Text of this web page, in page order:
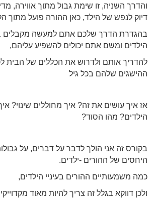
והדרך השניה, זו שימת גבול מתוך אווירה,
דיוק לנפש של הילד, כאן ההורה פועל מתוך
בהגדרת הדרך שלכם אתם למעשה מקבלים
הילדים ומשם אתם יכולים להשפיע עליהם,
להדריך אותם ולדרוש את הכללים של הבית
ההישגים שלהם בכל גיל
אז איך עושים את זה? איך מחוללים שינוי?
הילדים? מהו הסוד?
בקורס זה אני הולך לדבר על דברים, על
היחסים של ההורים -ילדים.
כמה משמעותיים ההורים בעיניי הילדים,
ולכן דווקא בגלל זה צריך להיות מאוד